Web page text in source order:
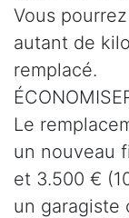
Vous
autant de
remplacé.
Le
un nouveau
et 3.500 €
un garagiste